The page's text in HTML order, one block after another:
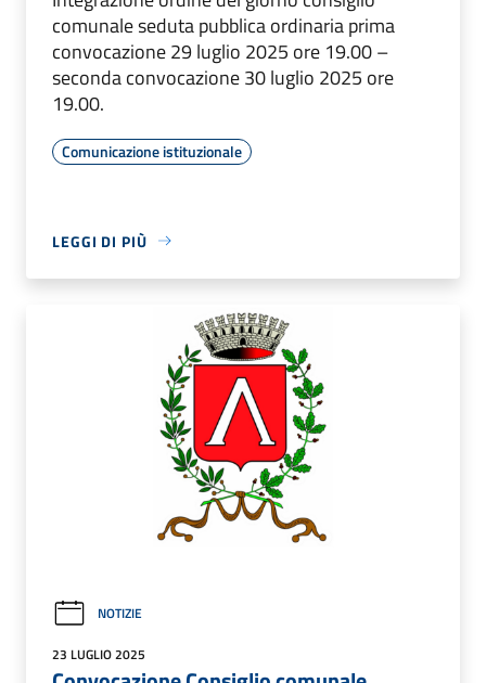
comunale seduta pubblica ordinaria prima
convocazione 29 luglio 2025 ore 19.00 –
seconda convocazione 30 luglio 2025 ore
19.00.
Comunicazione istituzionale
LEGGI DI PIÙ
NOTIZIE
23 LUGLIO 2025